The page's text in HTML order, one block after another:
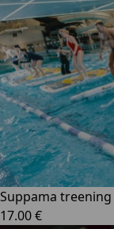
Suppama treening
17.00 €